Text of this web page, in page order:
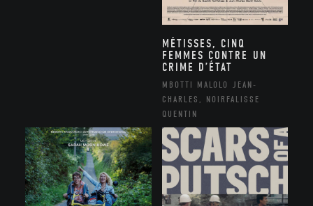
MÉTISSES, CINQ
FEMMES CONTRE UN
CRIME D’ÉTAT
MBOTTI MALOLO JEAN-
CHARLES, NOIRFALISSE
QUENTIN